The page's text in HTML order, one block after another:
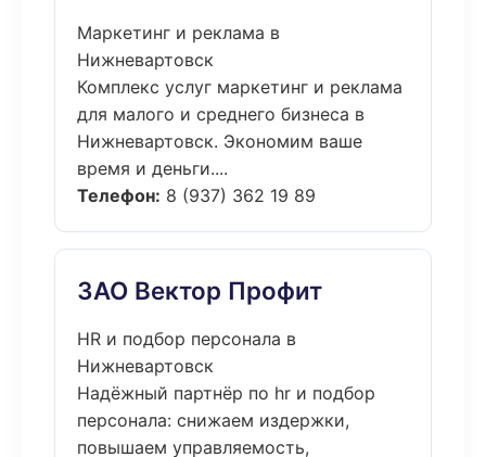
Маркетинг и реклама в
Нижневартовск
Комплекс услуг маркетинг и реклама
для малого и среднего бизнеса в
Нижневартовск. Экономим ваше
время и деньги....
Телефон: 8 (937) 362 19 89
ЗАО Вектор Профит
HR и подбор персонала в
Нижневартовск
Надёжный партнёр по hr и подбор
персонала: снижаем издержки,
повышаем управляемость,